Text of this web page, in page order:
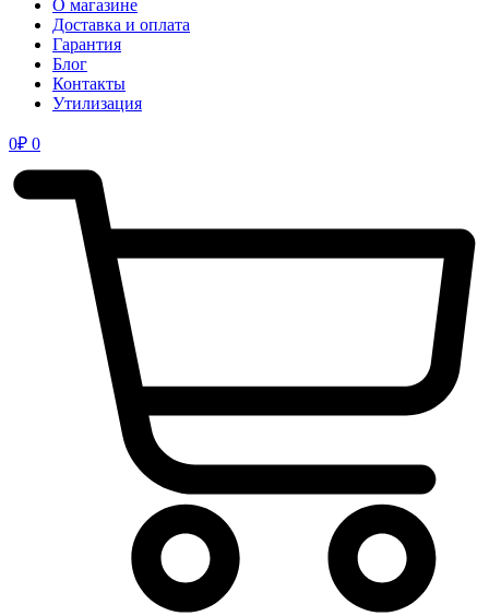
О магазине
Доставка и оплата
Гарантия
Блог
Контакты
Утилизация
0₽ 0